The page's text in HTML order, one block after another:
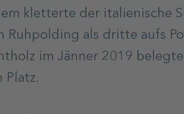
kletterte der italienische
Ruhpolding als dritte aufs
im Jänner 2019
Platz.